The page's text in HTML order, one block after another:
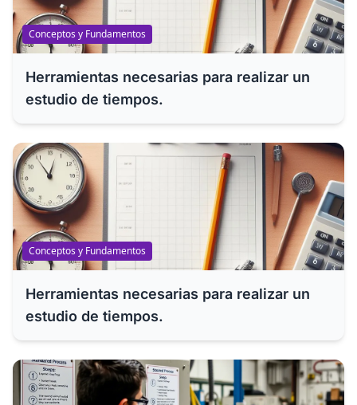
Conceptos y Fundamentos
Herramientas necesarias para realizar un
estudio de tiempos.
Conceptos y Fundamentos
Herramientas necesarias para realizar un
estudio de tiempos.